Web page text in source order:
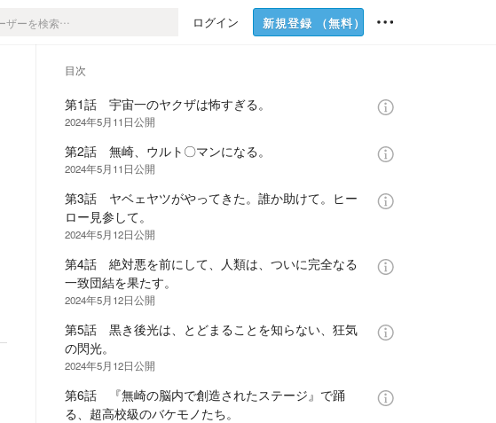
ログイン 新規登録 （無料）
目次
第1話 宇宙一のヤクザは怖すぎる。
2024年5月11日公開
第2話 無崎、ウルト〇マンになる。
2024年5月11日公開
第3話 ヤベェヤツがやってきた。誰か助けて。ヒー
ロー見参して。
2024年5月12日公開
第4話 絶対悪を前にして、人類は、ついに完全なる
一致団結を果たす。
2024年5月12日公開
第5話 黒き後光は、とどまることを知らない、狂気
の閃光。
2024年5月12日公開
第6話 『無崎の脳内で創造されたステージ』で踊
る、超高校級のバケモノたち。